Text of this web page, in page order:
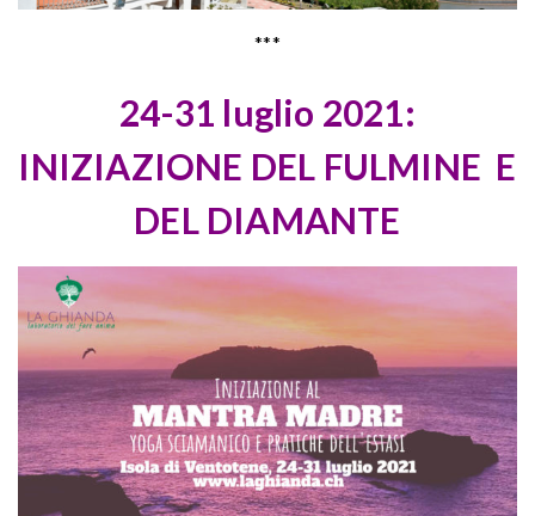
***
24-31 luglio 2021:
INIZIAZIONE DEL FULMINE E
DEL DIAMANTE